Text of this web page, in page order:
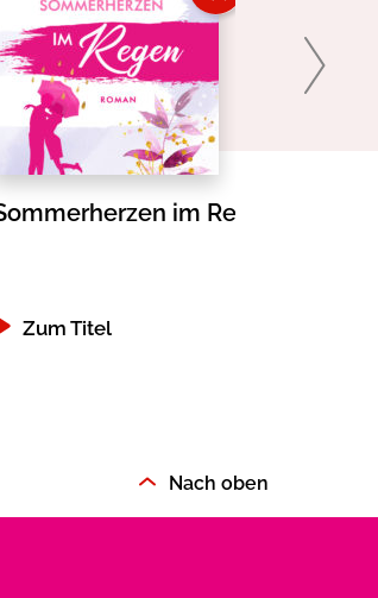
im Regen
Zum Titel
Nach oben